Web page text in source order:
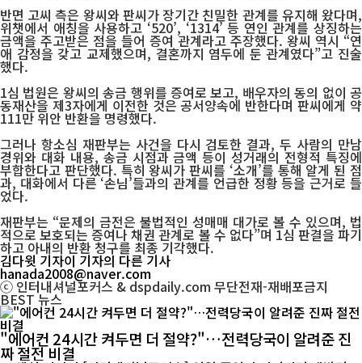
반면 고씨 측은 왕씨와 판씨가 장기간 친밀한 관계를 유지해 왔다며,
위챗에서 애칭을 사용하고 ‘520’, ‘1314’ 등 연인 관계를 상징하는
금액을 주고받은 점을 들어 증여 관계라고 주장했다. 왕씨 역시 “연
애 감정을 갖고 교제했으며, 결혼까지 염두에 둔 관계였다”고 진술
했다.
1심 법원은 왕씨의 송금 행위를 증여로 보고, 배우자의 동의 없이 공
동재산을 제3자에게 이전한 것은 공서양속에 반한다며 판씨에게 약
111만 위안 반환을 명령했다.
그러나 항소심 재판부는 사건을 다시 검토한 결과, 두 사람의 만남
경위와 대화 내용, 송금 시점과 금액 등이 성거래의 전형적 특징에
부합한다고 판단했다. 특히 왕씨가 판씨를 ‘소개’를 통해 알게 된 점
과, 대화에서 다른 ‘손님’들과의 관계를 언급한 정황 등을 근거로 들
었다.
재판부는 “문제의 금전은 불법적인 성매매 대가로 볼 수 있으며, 법
적으로 보호되는 증여나 채권 관계로 볼 수 없다”며 1심 판결을 파기
하고 아내의 반환 청구를 최종 기각했다.
김다윗 기자이 기자의 다른 기사
hanada2008@naver.com
ⓒ 인터내셔널포커스 & dspdaily.com 무단전재-재배포금지
BEST뉴스
"에어컨 24시간 켜두면 더 절약?"…전력당국이 알려준 진
짜 절전 비결